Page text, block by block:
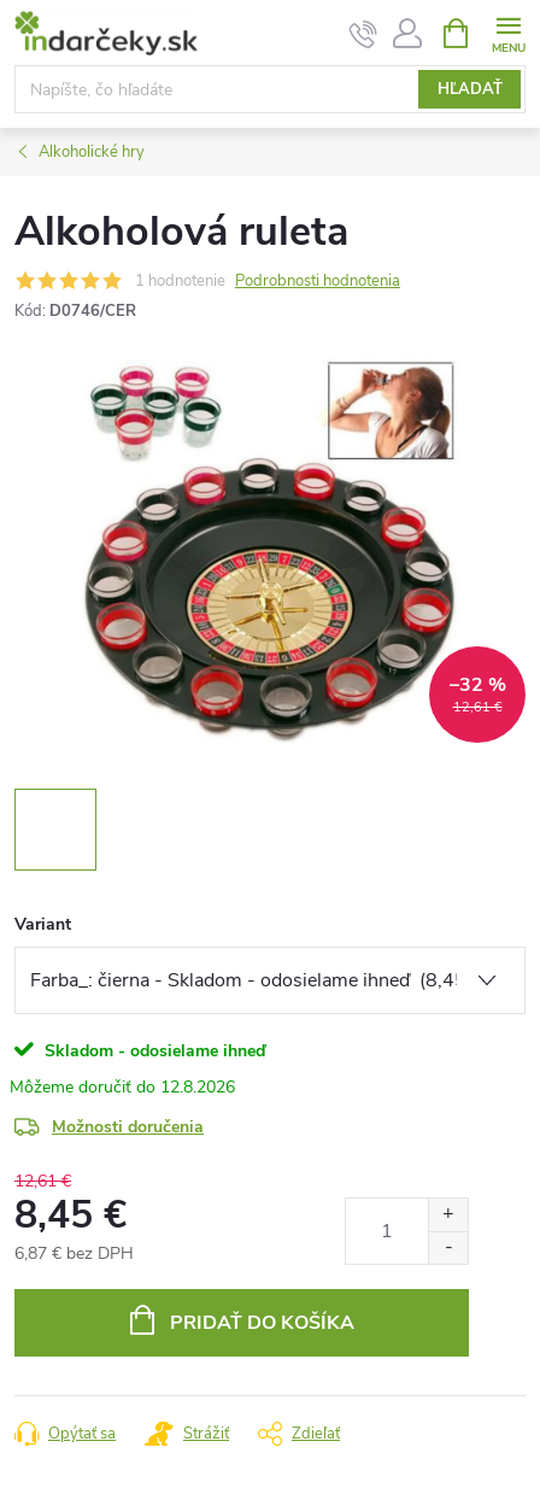
Prejsť
obsah
HĽADAŤ
KOŠÍK
Alkoholické hry
Alkoholová ruleta
1 hodnotenie Podrobnosti hodnotenia
Kód: D0746/CER
12,61 €
–32 %
Variant
Skladom - odosielame ihneď
12.8.2026
Možnosti doručenia
12,61 €
8,45 €
6,87 € bez DPH
PRIDAŤ DO KOŠÍKA
Opýtať sa Strážiť Zdieľať